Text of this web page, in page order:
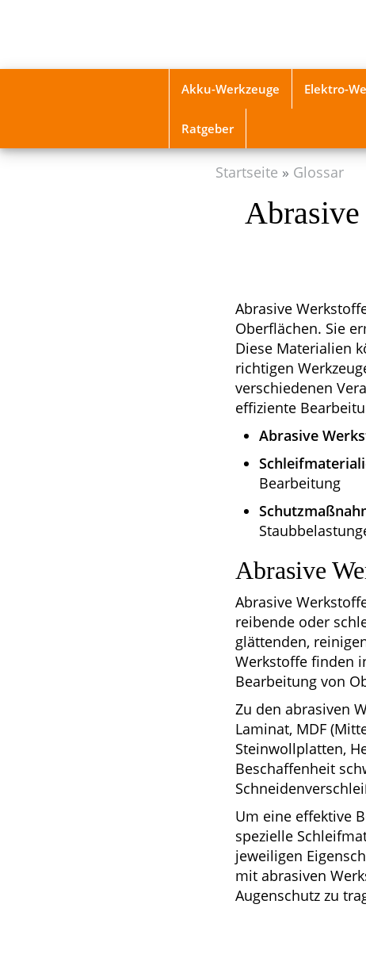
content
Akku-Werkzeuge Elektro-
Ratgeber
Startseite Glossar
Abrasive
Oberflächen. Sie
Diese Materialien
richtigen
verschiedenen
effiziente
Abrasive
Bearbeitung
Abrasive
Abrasive
reibende oder
glättenden,
Werkstoffe finden
Bearbeitung von
Zu den abrasiven
Laminat, MDF
Steinwollplatten,
Beschaffenheit
Um eine effektive
spezielle
jeweiligen
mit abrasiven
Augenschutz zu